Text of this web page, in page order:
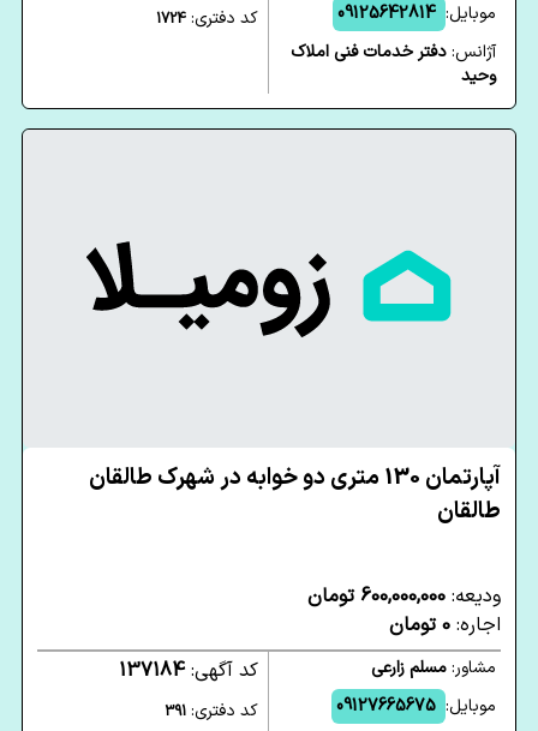
موبایل: 09125642814
آژانس:دفتر خدمات فنی املاک
وحید
کد دفتری: 1724
آپارتمان 130 متری دو خوابه در شهرک طالقان
طالقان
ودیعه: 600,000,000 تومان
اجاره: 0 تومان
مشاور:مسلم زارعی
موبایل: 09127665675
کد آگهی: 137184
کد دفتری: 391